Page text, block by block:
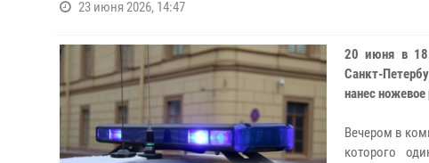
23 июня 2026, 14:47
20 июня в
Санкт-
нанес
Вечером в
которого